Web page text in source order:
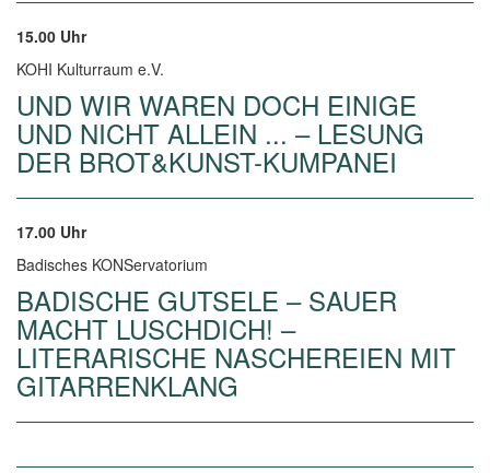
15.00 Uhr
KOHI Kulturraum e.V.
UND WIR WAREN DOCH EINIGE
UND NICHT ALLEIN ... – LESUNG
DER BROT&KUNST-KUMPANEI
17.00 Uhr
Badisches KONServatorium
BADISCHE GUTSELE – SAUER
MACHT LUSCHDICH! –
LITERARISCHE NASCHEREIEN MIT
GITARRENKLANG